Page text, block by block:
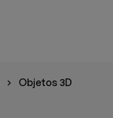
Objetos 3D